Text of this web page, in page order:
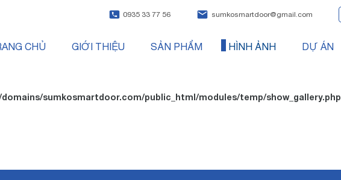
0935 33 77 56 sumkosmartdoor@gmail.com
CHỦ GIỚI THIỆU SẢN PHẨM HÌNH ẢNH DỰ ÁN
sumkosmartdoor.com/public_html/modules/temp/show_gallery.php